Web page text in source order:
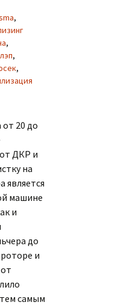
,
,
,
,
от 20 до
ДКР и
на
является
машине
и
до
и
самым